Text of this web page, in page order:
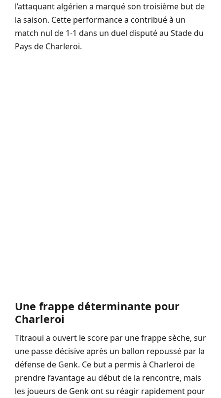
l’attaquant algérien a marqué son troisième but de
la saison. Cette performance a contribué à un
match nul de 1-1 dans un duel disputé au Stade du
Pays de Charleroi.
Une frappe déterminante pour
Charleroi
Titraoui a ouvert le score par une frappe sèche, sur
une passe décisive après un ballon repoussé par la
défense de Genk. Ce but a permis à Charleroi de
prendre l’avantage au début de la rencontre, mais
les joueurs de Genk ont su réagir rapidement pour